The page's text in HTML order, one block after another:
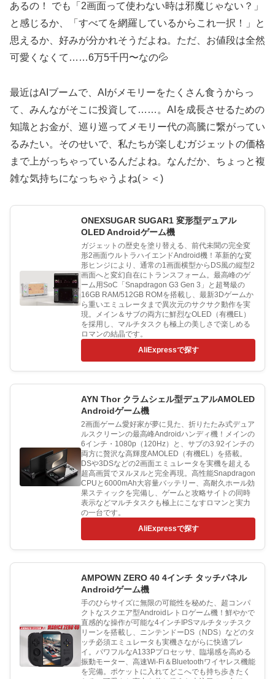
あるの！ でも「2画面って使わない時は邪魔じゃない？」
と感じるか、「すべてを網羅しているからこれ一択！」と
思えるか、好みが分かれそうだよね。ただ、お値段は全然
可愛くなくて……6万5千円〜なの💦
最近はAIブームで、AIがメモリーをたくさん食うからっ
て、みんながそこに投資して……。AIを成長させるための
知識とお金が、巡り巡ってメモリー代の高騰に繋がってい
るみたい。そのせいで、私たちが楽しむガジェットの価格
まで上がっちゃっているんだよね。なんだか、ちょっと複
雑な気持ちになっちゃうよね(＞＜)
ONEXSUGAR SUGAR1 変形型デュアル
OLED Androidゲーム機
ガジェットの歴史を塗り替える、前代未聞の完全変
形2画面ウルトラハイエンドAndroid機！革新的な変
形ヒンジにより、通常の1画面横型からDS風の縦型2
画面へと変幻自在にトランスフォーム。最高峰のゲ
ーム用SoC「Snapdragon G3 Gen 3」と超弩級の
16GB RAM/512GB ROMを搭載し、最新3Dゲームか
ら重いエミュレータまで異次元のサクサク動作を実
現。メイン＆サブの両方に鮮烈なOLED（有機EL）
を採用し、マルチタスクも極上の美しさで楽しめる
ロマンの結晶です。
AliExpressで探す
AYN Thor クラムシェル型デュアルAMOLED
Androidゲーム機
2画面ゲーム愛好家が夢に見た、折りたたみ式デュア
ルスクリーンの最高峰Androidハンディ機！メインの
6インチ・1080p（120Hz）と、サブの3.92インチの
両方に贅沢な高輝度AMOLED（有機EL）を搭載。
DSや3DSなどの2画面エミュレータを実機を超える
超高画質でヌルヌルと完全再現。高性能Snapdragon
CPUと6000mAh大容量バッテリー、高耐久ホール効
果スティックを完備し、ゲームと攻略サイトの同時
表示などマルチタスクも極上にこなすロマンと実力
の一台です。
AliExpressで探す
AMPOWN ZERO 40 4インチ タッチパネル
Androidゲーム機
手のひらサイズに無限の可能性を秘めた、超コンパ
クトなスクエア型Androidレトロゲーム機！鮮やかで
直感的な操作が可能な4インチIPSマルチタッチスク
リーンを搭載し、ニンテンドーDS（NDS）などのタ
ッチ必須エミュレータも実機さながらに快適プレ
イ。パワフルなA133Pプロセッサ、臨場感を高める
振動モーター、高速Wi-Fi＆Bluetoothワイヤレス機能
を完備。ポケットに入れてどこへでも持ち歩きたく